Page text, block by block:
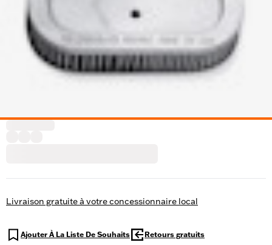
Livraison gratuite à votre concessionnaire local
Ajouter À La Liste De Souhaits Retours gratuits